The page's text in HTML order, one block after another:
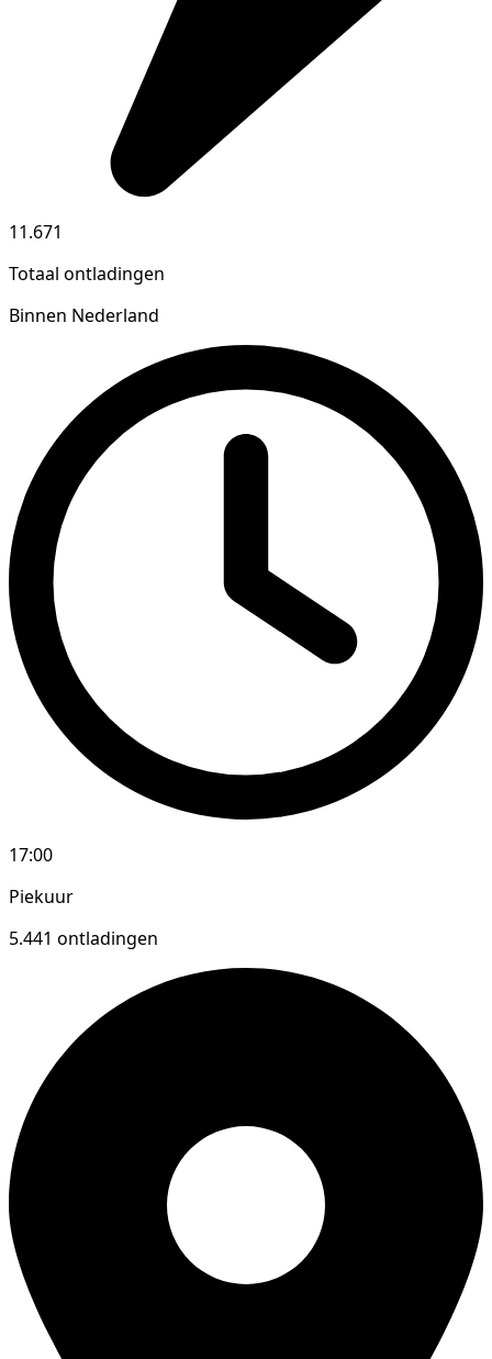
11.671
Totaal ontladingen
Binnen Nederland
17:00
Piekuur
5.441 ontladingen